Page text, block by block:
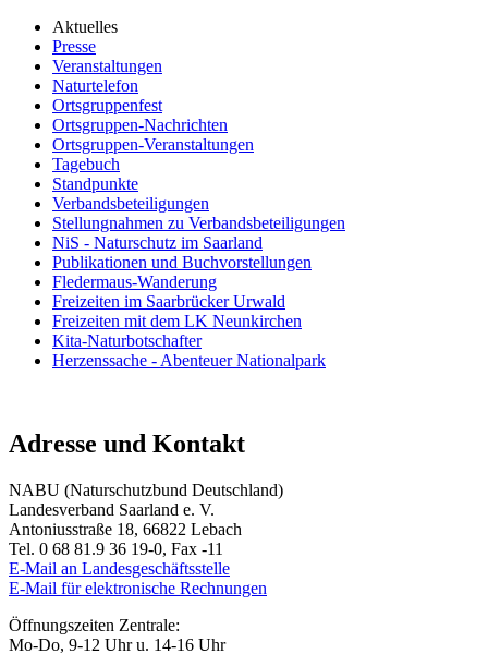
Aktuelles
Presse
Veranstaltungen
Naturtelefon
Ortsgruppenfest
Ortsgruppen-Nachrichten
Ortsgruppen-Veranstaltungen
Tagebuch
Standpunkte
Verbandsbeteiligungen
Stellungnahmen zu Verbandsbeteiligungen
NiS - Naturschutz im Saarland
Publikationen und Buchvorstellungen
Fledermaus-Wanderung
Freizeiten im Saarbrücker Urwald
Freizeiten mit dem LK Neunkirchen
Kita-Naturbotschafter
Herzenssache - Abenteuer Nationalpark
Adresse und Kontakt
NABU (Naturschutzbund Deutschland)
Landesverband Saarland e. V.
Antoniusstraße 18, 66822 Lebach
Tel. 0 68 81.9 36 19-0, Fax -11
E-Mail an Landesgeschäftsstelle
E-Mail für elektronische Rechnungen
Öffnungszeiten Zentrale:
Mo-Do, 9-12 Uhr u. 14-16 Uhr